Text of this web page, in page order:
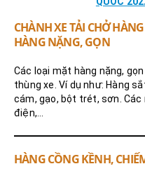
CHÀNH XE TẢI CHỞ
HÀNG NẶNG, GỌN
Các loại mặt hàng nặng,
thùng xe. Ví dụ như: Hàng
cám, gạo, bột trét, sơn. Các
điện,…
HÀNG CỒNG KỀNH,